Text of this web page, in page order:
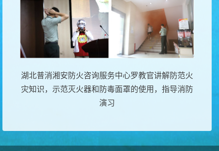
湖北普消湘安防火咨询服务中心罗教官讲解防范火
灾知识，示范灭火器和防毒面罩的使用，指导消防
演习